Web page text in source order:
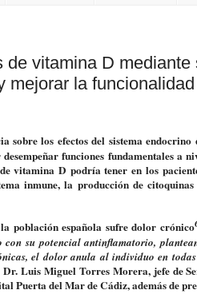
de vitamina D
mejorar la funcionalidad
sobre los efectos del sistema
funciones fundamentales a
vitamina D podría tener en los
inmune, la producción de
población española sufre dolor crónico
con su potencial antinflamatorio,
el dolor anula al individuo en
Dr. Luis Miguel Torres Morera, jefe de
Puerta del Mar de Cádiz, además de